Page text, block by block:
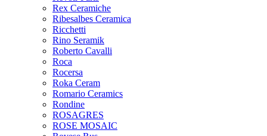
Rex Ceramiche
Ribesalbes Ceramica
Ricchetti
Rino Seramik
Roberto Cavalli
Roca
Rocersa
Roka Ceram
Romario Ceramics
Rondine
ROSAGRES
ROSE MOSAIC